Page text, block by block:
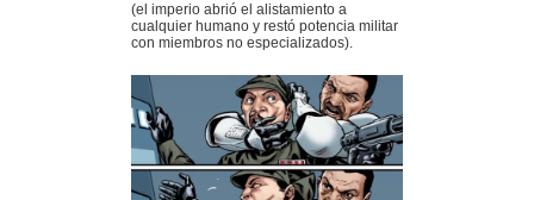
(el imperio abrió el alistamiento a
cualquier humano y restó potencia militar
con miembros no especializados).